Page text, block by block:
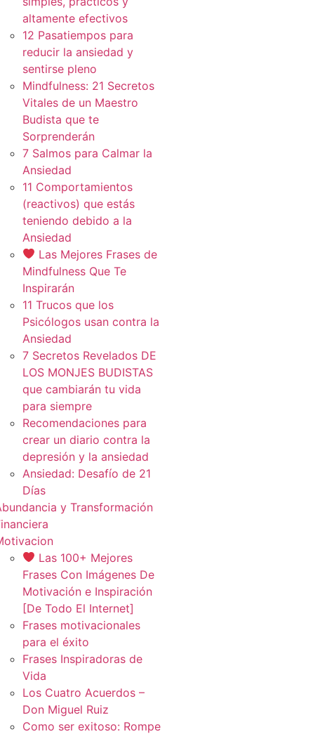
altamente efectivos
12 Pasatiempos para
reducir la ansiedad y
sentirse pleno
Mindfulness: 21 Secretos
Vitales de un Maestro
Budista que te
Sorprenderán
7 Salmos para Calmar la
Ansiedad
11 Comportamientos
(reactivos) que estás
teniendo debido a la
Ansiedad
Las Mejores Frases de
Mindfulness Que Te
Inspirarán
11 Trucos que los
Psicólogos usan contra la
Ansiedad
7 Secretos Revelados DE
LOS MONJES BUDISTAS
que cambiarán tu vida
para siempre
Recomendaciones para
crear un diario contra la
depresión y la ansiedad
Ansiedad: Desafío de 21
Días
y Transformación
Las 100+ Mejores
Frases Con Imágenes De
Motivación e Inspiración
[De Todo El Internet]
Frases motivacionales
para el éxito
Frases Inspiradoras de
Vida
Los Cuatro Acuerdos –
Don Miguel Ruiz
Como ser exitoso: Rompe